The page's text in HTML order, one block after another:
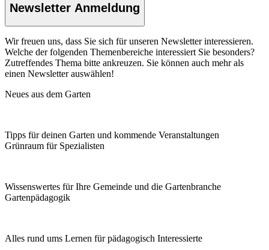
Newsletter Anmeldung
Wir freuen uns, dass Sie sich für unseren Newsletter interessieren.
Welche der folgenden Themenbereiche interessiert Sie besonders?
Zutreffendes Thema bitte ankreuzen. Sie können auch mehr als
einen Newsletter auswählen!
Neues aus dem Garten
Tipps für deinen Garten und kommende Veranstaltungen
Grünraum für Spezialisten
Wissenswertes für Ihre Gemeinde und die Gartenbranche
Garten­pädagogik
Alles rund ums Lernen für pädagogisch Interessierte